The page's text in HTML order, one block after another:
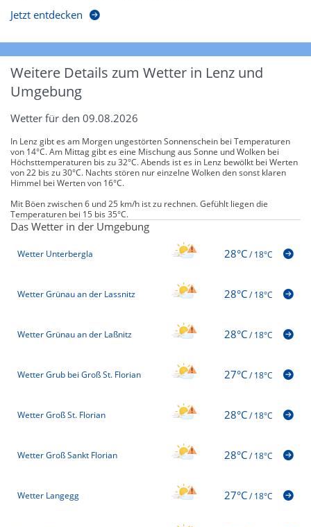
Jetzt entdecken
Weitere Details zum Wetter in Lenz und
Umgebung
Wetter für den 09.08.2026
In Lenz gibt es am Morgen ungestörten Sonnenschein bei Temperaturen
von 14°C. Am Mittag gibt es eine Mischung aus Sonne und Wolken bei
Höchsttemperaturen bis zu 32°C. Abends ist es in Lenz bewölkt bei Werten
von 22 bis zu 30°C. Nachts stören nur einzelne Wolken den sonst klaren
Himmel bei Werten von 16°C.
Mit Böen zwischen 6 und 25 km/h ist zu rechnen. Gefühlt liegen die
Temperaturen bei 15 bis 35°C.
Das Wetter in der Umgebung
Wetter Unterbergla 28°C/18°C
Wetter Grünau an der Lassnitz 28°C/18°C
Wetter Grünau an der Laßnitz 28°C/18°C
Wetter Grub bei Groß St. Florian 27°C/18°C
Wetter Groß St. Florian 28°C/18°C
Wetter Groß Sankt Florian 28°C/18°C
Wetter Langegg 27°C/18°C